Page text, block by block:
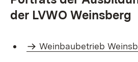
der LVWO Weinsberg
Weinbaubetrieb